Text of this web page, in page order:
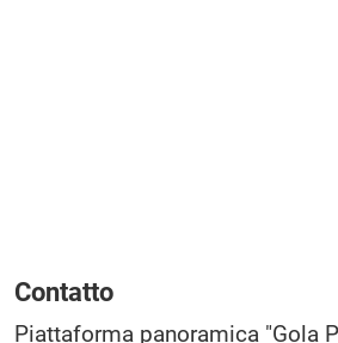
Contatto
Piattaforma panoramica "Gola